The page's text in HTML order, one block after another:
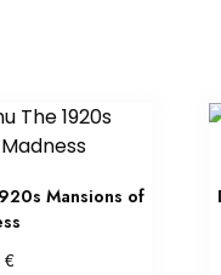
Mansions of
€